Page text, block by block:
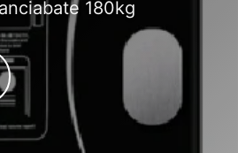
volts
180kg
grande
for